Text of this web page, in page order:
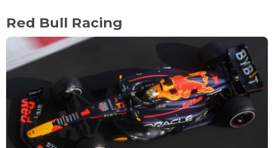
Red Bull Racing